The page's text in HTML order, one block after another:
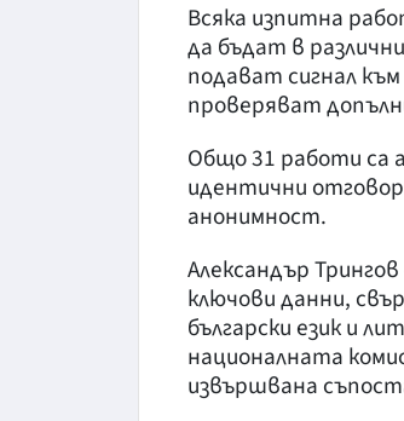
Всяка изпитна
да бъдат в
подават сигнал
проверяват
Общо 31 работи са
идентични
анонимност.
Александър
ключови данни,
български език и
националната
извършвана